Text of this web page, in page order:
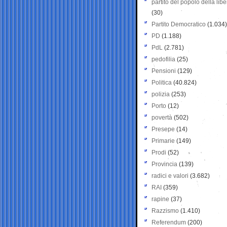
partito del popolo della
(30)
Partito Democratico (1.034)
PD (1.188)
PdL (2.781)
pedofilia (25)
Pensioni (129)
Politica (40.824)
polizia (253)
Porto (12)
povertà (502)
Presepe (14)
Primarie (149)
Prodi (52)
Provincia (139)
radici e valori (3.682)
RAI (359)
rapine (37)
Razzismo (1.410)
Referendum (200)